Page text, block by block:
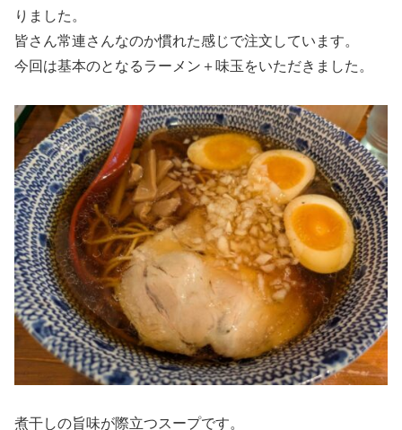
りました。
皆さん常連さんなのか慣れた感じで注文しています。
今回は基本のとなるラーメン＋味玉をいただきました。
煮干しの旨味が際立つスープです。